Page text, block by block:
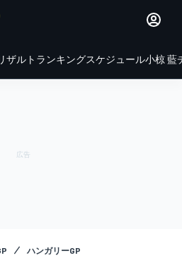
ザルト ランキングスケジュール小椋 藍
ハンガリーGP